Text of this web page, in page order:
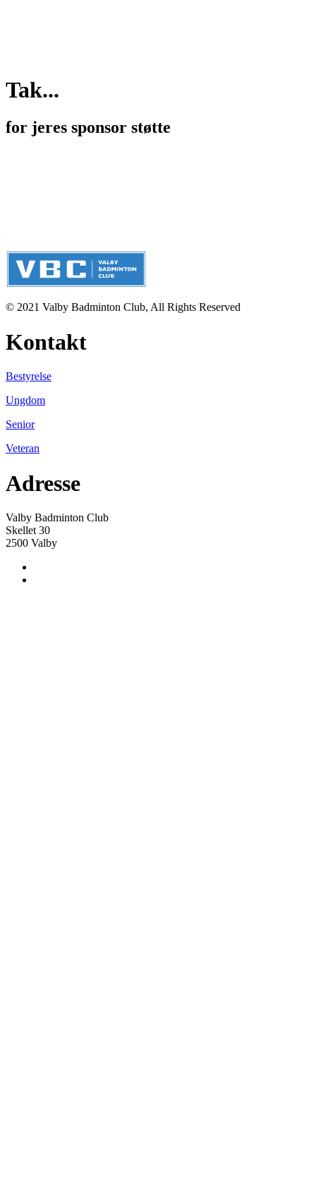
Tak...
for jeres sponsor støtte
© 2021 Valby Badminton Club, All Rights Reserved
Kontakt
Bestyrelse
Ungdom
Senior
Veteran
Adresse
Valby Badminton Club
Skellet 30
2500 Valby